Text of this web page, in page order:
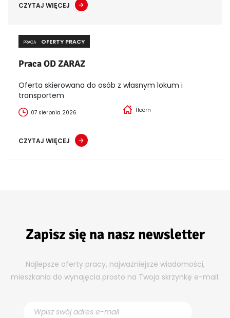
CZYTAJ WIĘCEJ
PRACA OFERTY PRACY
Praca OD ZARAZ
Oferta skierowana do osób z własnym lokum i
transportem
07 sierpnia 2026 Hoorn
CZYTAJ WIĘCEJ
Zapisz się na nasz newsletter
Najlepsze oferty pracy, najważniejsze wiadomości,
mieszkania do wynajęcia prosto na Twoja skrzynkę e-mail.